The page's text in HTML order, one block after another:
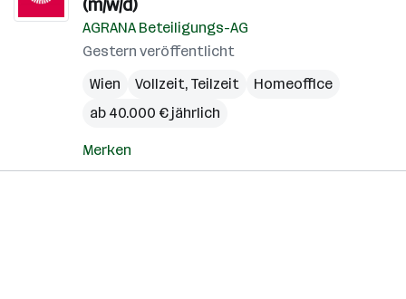
(m/w/d)
AGRANA Beteiligungs-AG
Gestern veröffentlicht
Wien
Vollzeit, Teilzeit
Homeoffice
ab 40.000 € jährlich
Merken